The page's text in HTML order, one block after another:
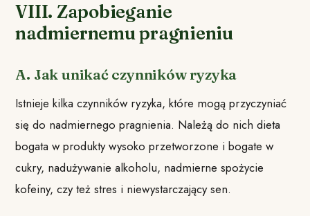
VIII. Zapobieganie
nadmiernemu pragnieniu
A. Jak unikać czynników ryzyka
Istnieje kilka czynników ryzyka, które mogą przyczyniać
się do nadmiernego pragnienia. Należą do nich dieta
bogata w produkty wysoko przetworzone i bogate w
cukry, nadużywanie alkoholu, nadmierne spożycie
kofeiny, czy też stres i niewystarczający sen.